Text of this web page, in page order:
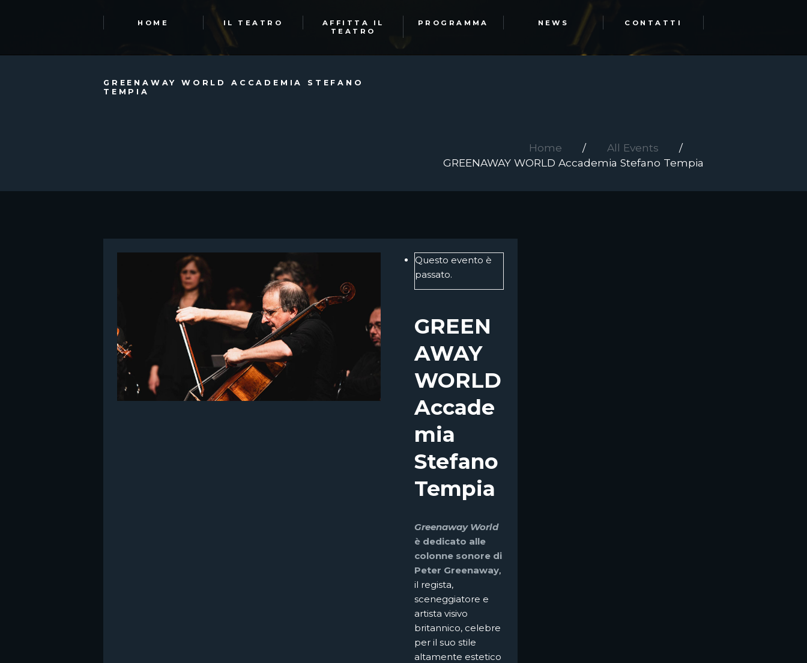
HOME IL TEATRO
AFFITTA IL
TEATRO
PROGRAMMA NEWS CONTATTI
GREENAWAY WORLD ACCADEMIA STEFANO
TEMPIA
Home
All Events
GREENAWAY WORLD Accademia Stefano Tempia
Questo evento è
passato.
GREEN
AWAY
WORLD
Accade
mia
Stefano
Tempia
Greenaway World
è dedicato alle
colonne sonore di
Peter Greenaway,
il regista,
sceneggiatore e
artista visivo
britannico, celebre
per il suo stile
altamente estetico